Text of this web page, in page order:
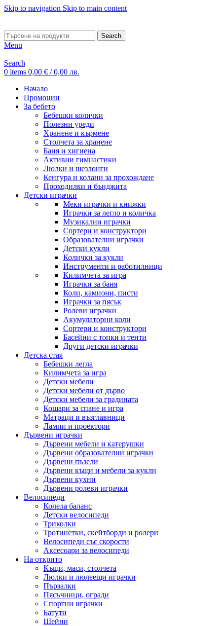
Skip to navigation Skip to main content
Search
Menu
Search
0 items 0,00 € / 0,00 лв.
Начало
Промоции
За бебето
Бебешки колички
Полезни уреди
Хранене и кърмене
Столчета за хранене
Баня и хигиена
Активни гимнастики
Люлки и шезлонги
Кенгура и колани за прохождане
Проходилки и бънджита
Детски играчки
Меки играчки и книжки
Играчки за легло и количка
Музикални играчки
Сортери и конструктори
Образователни играчки
Детски кукли
Колички за кукли
Инструменти и работилници
Килимчета за игра
Играчки за баня
Коли, камиони, писти
Играчки за пясък
Ролеви играчки
Акумулаторни коли
Сортери и конструктори
Басейни с топки и тенти
Други детски играчки
Детска стая
Бебешки легла
Килимчета за игра
Детски мебели
Детски мебели от дърво
Детски мебели за градината
Кошари за спане и игра
Матраци и възглавници
Лампи и проектори
Дървени играчки
Дървени мебели и катерушки
Дървени образователни играчки
Дървени пъзели
Дървени къщи и мебели за кукли
Дървени кухни
Дървени ролеви играчки
Велосипеди
Колела баланс
Детски велосипеди
Триколки
Тротинетки, скейтборди и ролери
Велосипеди със скорости
Аксесоари за велосипеди
На открито
Къщи, маси, столчета
Люлки и люлеещи играчки
Пързалки
Пясъчници, огради
Спортни играчки
Батути
Шейни